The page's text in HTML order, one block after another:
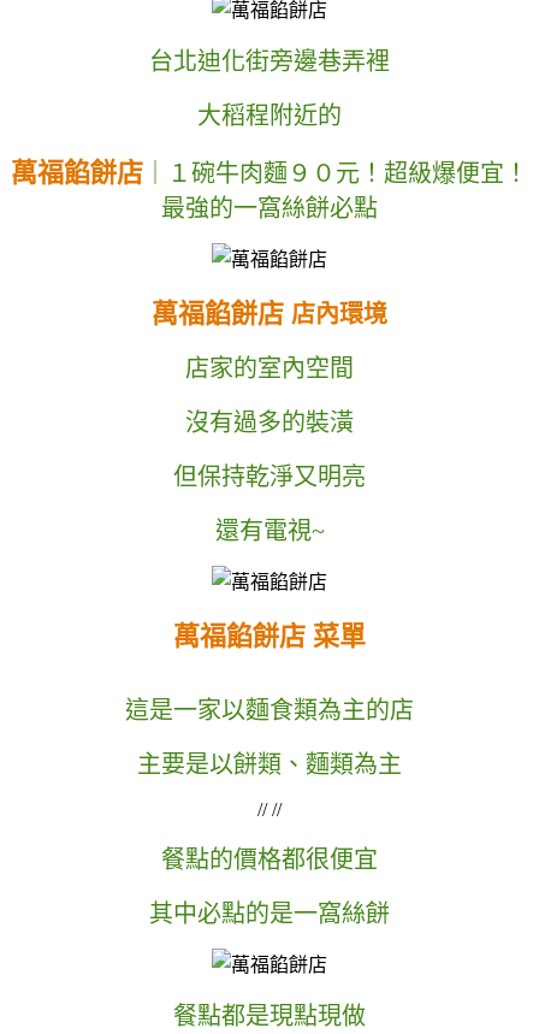
台北迪化街旁邊巷弄裡
大稻程附近的
萬福餡餅店 ｜１碗牛肉麵９０元！超級爆便宜！
最強的一窩絲餅必點
萬福餡餅店 店內環境
店家的室內空間
沒有過多的裝潢
但保持乾淨又明亮
還有電視~
萬福餡餅店 菜單
這是一家以麵食類為主的店
主要是以餅類、麵類為主
// //
餐點的價格都很便宜
其中必點的是一窩絲餅
餐點都是現點現做